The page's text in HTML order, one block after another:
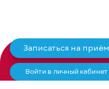
Записаться на приём
Войти в личный кабинет